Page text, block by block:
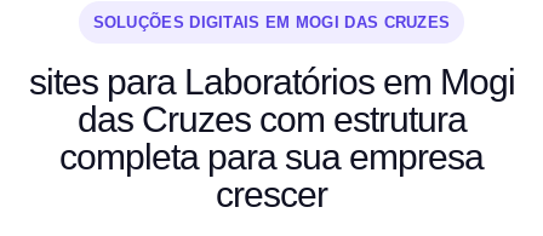
SOLUÇÕES DIGITAIS EM MOGI DAS CRUZES
sites para Laboratórios em Mogi
das Cruzes com estrutura
completa para sua empresa
crescer